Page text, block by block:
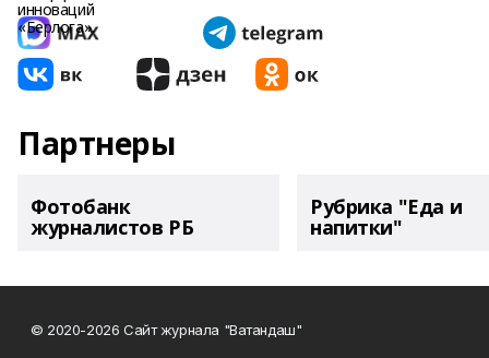
Партнеры
Фотобанк
журналистов РБ
Рубрика "Еда и
напитки"
© 2020-2026 Сайт журнала "Ватандаш"